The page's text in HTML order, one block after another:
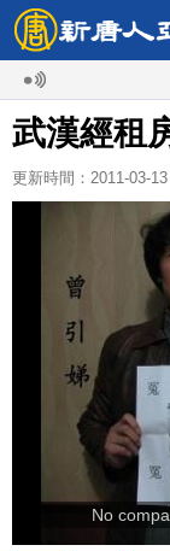
武漢經租
更新時間：2011-03-
No